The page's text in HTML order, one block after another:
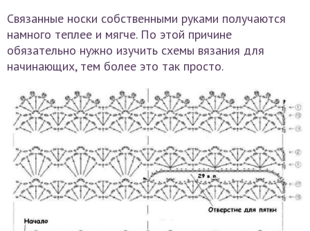
Связанные носки собственными руками получаются
намного теплее и мягче. По этой причине
обязательно нужно изучить схемы вязания для
начинающих, тем более это так просто.